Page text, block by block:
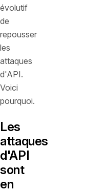
évolutif
de
repousser
les
attaques
d'API.
Voici
pourquoi.
Les
attaques
d'API
sont
en